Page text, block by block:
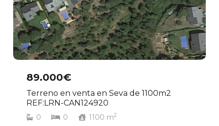
89.000€
Terreno en venta en Seva de 1100m2
REF:LRN-CAN124920
0 0 1100 m2